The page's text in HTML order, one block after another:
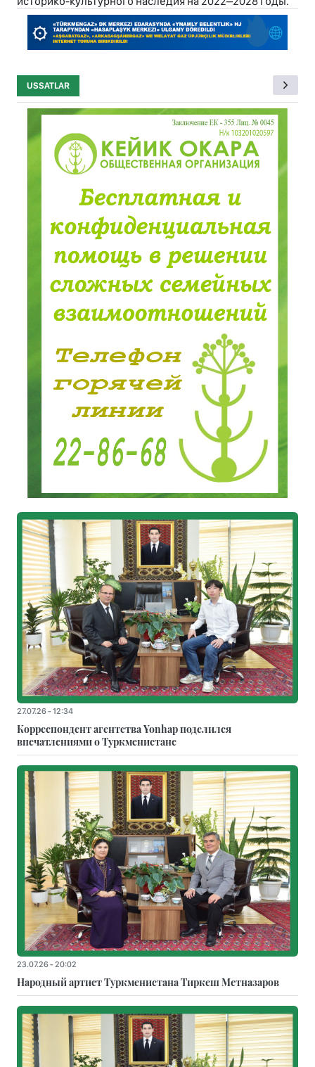
USSATLAR
27.07.26 - 12:34
Корреспондент агентства Yonhap поделился
впечатлениями о Туркменистане
23.07.26 - 20:02
Народный артист Туркменистана Тиркеш Мeтназаров